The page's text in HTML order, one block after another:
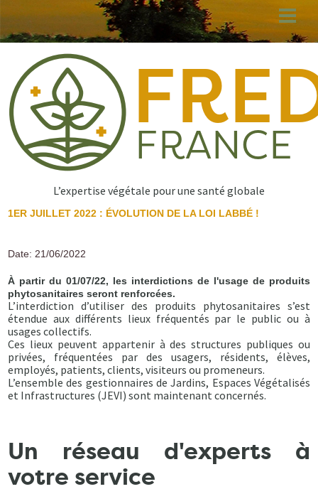
au
principal
L’expertise végétale pour une santé globale
1ER JUILLET 2022 : ÉVOLUTION DE LA LOI LABBÉ !
Date: 21/06/2022
À partir du 01/07/22, les interdictions de l'usage de produits
phytosanitaires seront renforcées.
L’interdiction d’utiliser des produits phytosanitaires s’est
étendue aux différents lieux fréquentés par le public ou à
usages collectifs.
Ces lieux peuvent appartenir à des structures publiques ou
privées, fréquentées par des usagers, résidents, élèves,
employés, patients, clients, visiteurs ou promeneurs.
L’ensemble des gestionnaires de Jardins, Espaces Végétalisés
et Infrastructures (JEVI) sont maintenant concernés.
Un réseau d'experts à
votre service